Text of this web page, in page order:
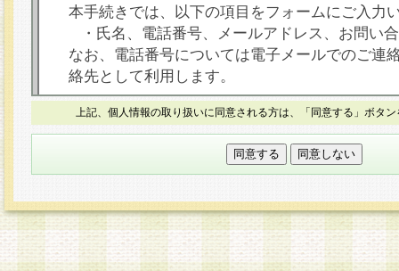
本手続きでは、以下の項目をフォームにご入力
・氏名、電話番号、メールアドレス、お問い
なお、電話番号については電子メールでのご連
絡先として利用します。
○本人が容易に認識できない方法による個人情報
本フォームでは、セッション管理のためCookie
○個人情報の第三者提供について
力いただく個人情報は第三者に提供しません。
○個人情報の委託について
個人情報の取り扱いを外部に委託する場合は、
上記、個人情報の取り扱いに同意される方は、「同意する」ボタ